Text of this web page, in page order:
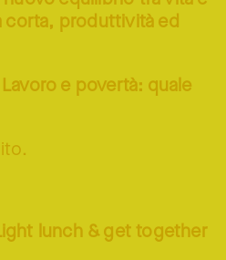
corta, produttività ed
e povertà: quale
lunch & get together